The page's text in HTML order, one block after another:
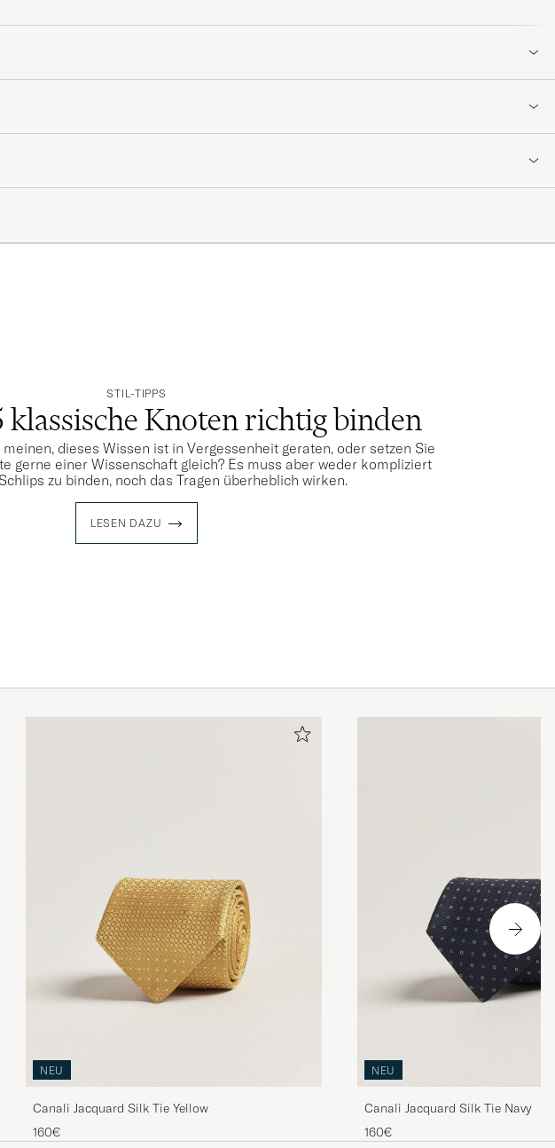
STIL-TIPPS
klassische Knoten richtig binden
dieses Wissen ist in Vergessenheit geraten, oder setzen Sie
gerne einer Wissenschaft gleich? Es muss aber weder kompliziert
zu binden, noch das Tragen überheblich wirken.
LESEN DAZU
NEU
Canali Jacquard Silk Tie Yellow
160€
NEU
Canali Jacquard Silk Tie Navy
160€